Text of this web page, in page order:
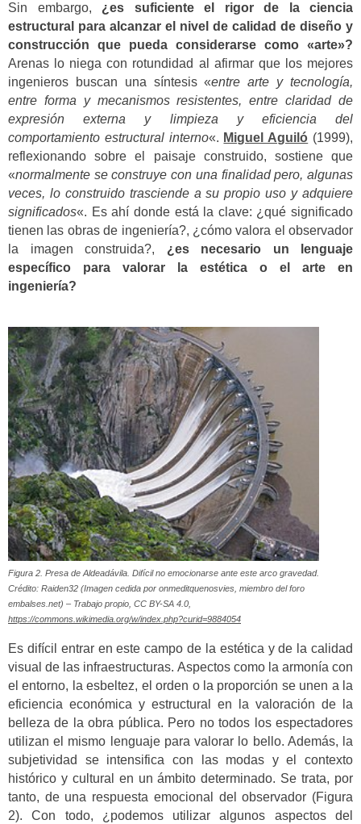
Sin embargo, ¿es suficiente el rigor de la ciencia
estructural para alcanzar el nivel de calidad de diseño y
construcción que pueda considerarse como «arte»?
Arenas lo niega con rotundidad al afirmar que los mejores
ingenieros buscan una síntesis «entre arte y tecnología,
entre forma y mecanismos resistentes, entre claridad de
expresión externa y limpieza y eficiencia del
comportamiento estructural interno«. Miguel Aguiló (1999),
reflexionando sobre el paisaje construido, sostiene que
«normalmente se construye con una finalidad pero, algunas
veces, lo construido trasciende a su propio uso y adquiere
significados«. Es ahí donde está la clave: ¿qué significado
tienen las obras de ingeniería?, ¿cómo valora el observador
la imagen construida?, ¿es necesario un lenguaje
específico para valorar la estética o el arte en
ingeniería?
Figura 2. Presa de Aldeadávila. Difícil no emocionarse ante este arco gravedad.
Crédito: Raiden32 (Imagen cedida por onmeditquenosvies, miembro del foro
embalses.net) – Trabajo propio, CC BY-SA 4.0,
https://commons.wikimedia.org/w/index.php?curid=9884054
Es difícil entrar en este campo de la estética y de la calidad
visual de las infraestructuras. Aspectos como la armonía con
el entorno, la esbeltez, el orden o la proporción se unen a la
eficiencia económica y estructural en la valoración de la
belleza de la obra pública. Pero no todos los espectadores
utilizan el mismo lenguaje para valorar lo bello. Además, la
subjetividad se intensifica con las modas y el contexto
histórico y cultural en un ámbito determinado. Se trata, por
tanto, de una respuesta emocional del observador (Figura
2). Con todo, ¿podemos utilizar algunos aspectos del